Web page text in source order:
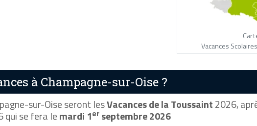
Vacances
à Champagne-sur-Oise ?
sur-Oise seront lesVacances de la Toussaint2026,
qui se fera lemardi 1er septembre 2026